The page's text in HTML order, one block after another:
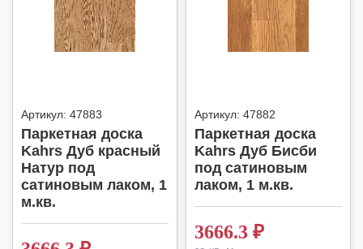
Артикул: 47883
Паркетная доска
Kahrs Дуб красный
Натур под
сатиновым лаком, 1
м.кв.
Артикул: 47882
Паркетная доска
Kahrs Дуб Бисби
под сатиновым
лаком, 1 м.кв.
3666.3 ₽